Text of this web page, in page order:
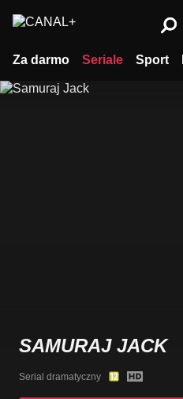
Za darmo Seriale Sport
SAMURAJ JACK
Serial dramatyczny